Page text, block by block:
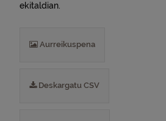
ekitaldian.
Aurreikuspena
Deskargatu CSV